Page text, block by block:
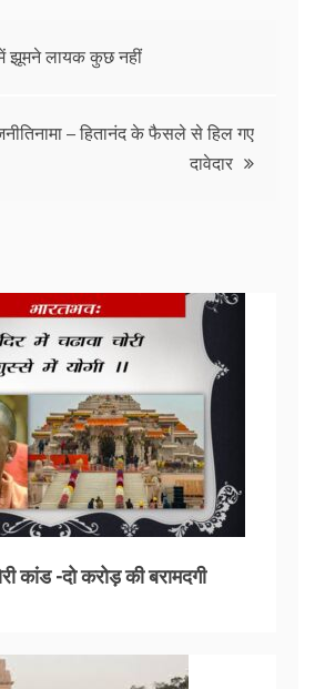
में झूमने लायक कुछ नहीं
– हितानंद के फैसले से हिल गए
दावेदार
कांड -दो करोड़ की बरामदगी